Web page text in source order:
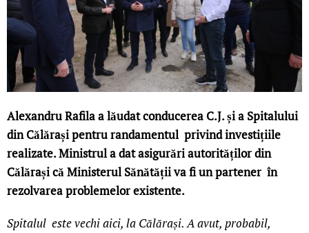
Alexandru Rafila a lăudat conducerea C.J. și a Spitalului
din Călărași pentru randamentul privind investițiile
realizate. Ministrul a dat asigurări autorităților din
Călărași că Ministerul Sănătății va fi un partener în
rezolvarea problemelor existente.
Spitalul este vechi aici, la Călărași. A avut, probabil,